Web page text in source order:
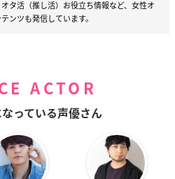
タ活（推し活）お役立ち情報など、女性オ
ンツも発信しています。
ACTOR
っている声優さん